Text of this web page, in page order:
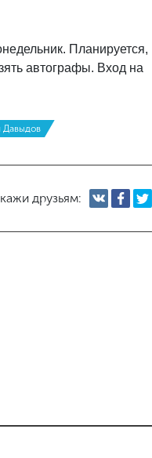
Планируется,
автографы. Вход на
Давыдов
друзьям: